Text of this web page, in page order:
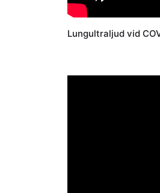
Lungultraljud vid